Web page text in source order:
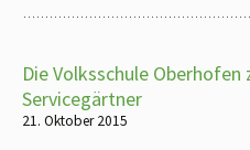
Die Volksschule Oberhofen
Servicegärtner
21. Oktober 2015